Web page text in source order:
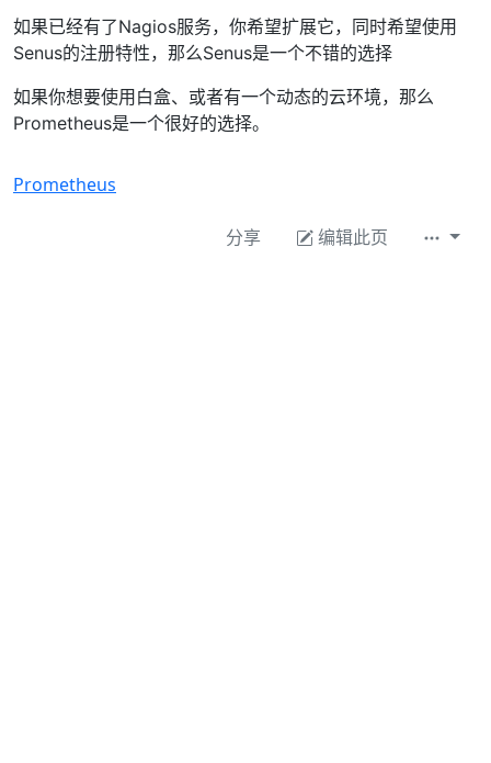
如果已经有了Nagios服务，你希望扩展它，同时希望使用
Senus的注册特性，那么Senus是一个不错的选择
如果你想要使用白盒、或者有一个动态的云环境，那么
Prometheus是一个很好的选择。
Prometheus
分享 编辑此页